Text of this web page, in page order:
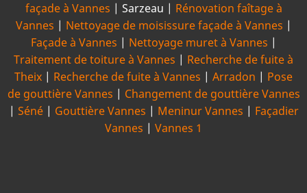
façade à Vannes | Sarzeau | Rénovation faîtage à
Vannes | Nettoyage de moisissure façade à Vannes |
Façade à Vannes | Nettoyage muret à Vannes |
Traitement de toiture à Vannes | Recherche de fuite à
Theix | Recherche de fuite à Vannes | Arradon | Pose
de gouttière Vannes | Changement de gouttière Vannes
| Séné| Gouttière Vannes | Meninur Vannes | Façadier
Vannes | Vannes 1